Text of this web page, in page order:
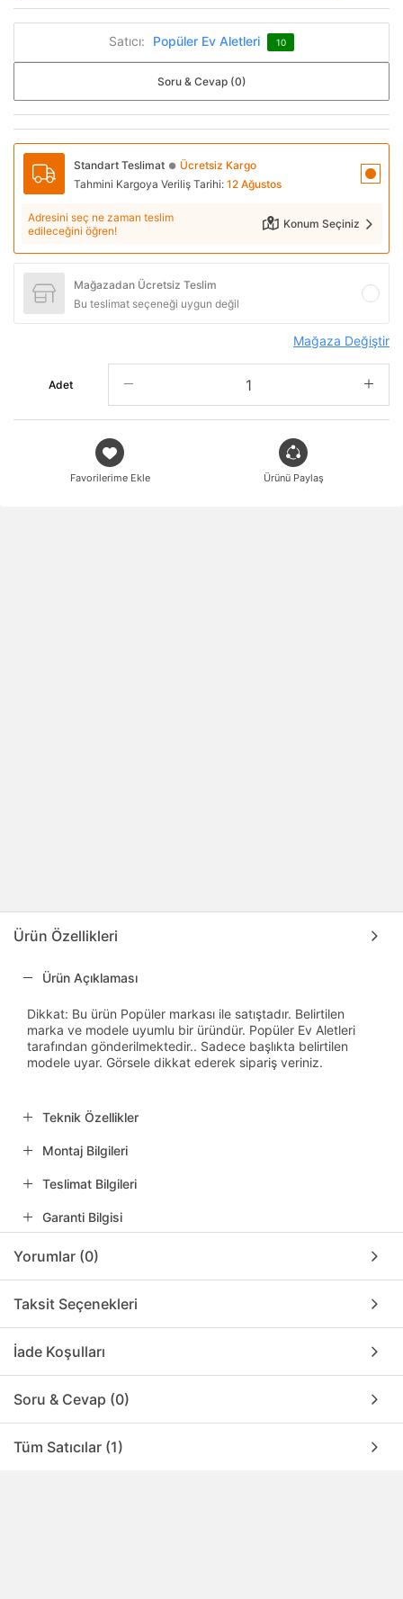
Satıcı: Popüler Ev Aletleri 10
Soru & Cevap (0)
Standart Teslimat ● Ücretsiz Kargo
Tahmini Kargoya Veriliş Tarihi: 12 Ağustos
Adresini seç ne zaman teslim
edileceğini öğren!
Konum Seçiniz
Mağazadan Ücretsiz Teslim
Bu teslimat seçeneği uygun değil
Mağaza Değiştir
Adet
Favorilerime Ekle Ürünü Paylaş
Ürün Özellikleri
Ürün Açıklaması
Dikkat: Bu ürün Popüler markası ile satıştadır. Belirtilen
marka ve modele uyumlu bir üründür. Popüler Ev Aletleri
tarafından gönderilmektedir.. Sadece başlıkta belirtilen
modele uyar. Görsele dikkat ederek sipariş veriniz.
Teknik Özellikler
Montaj Bilgileri
Teslimat Bilgileri
Garanti Bilgisi
Yorumlar (0)
Taksit Seçenekleri
İade Koşulları
Soru & Cevap (0)
Tüm Satıcılar (1)